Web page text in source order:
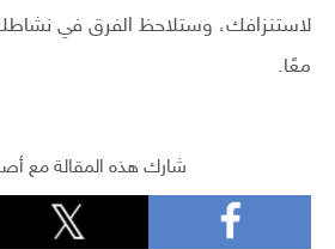
لاستنزافك، وستلاحظ الفرق في
معًا.
شارك هذه المقالة مع